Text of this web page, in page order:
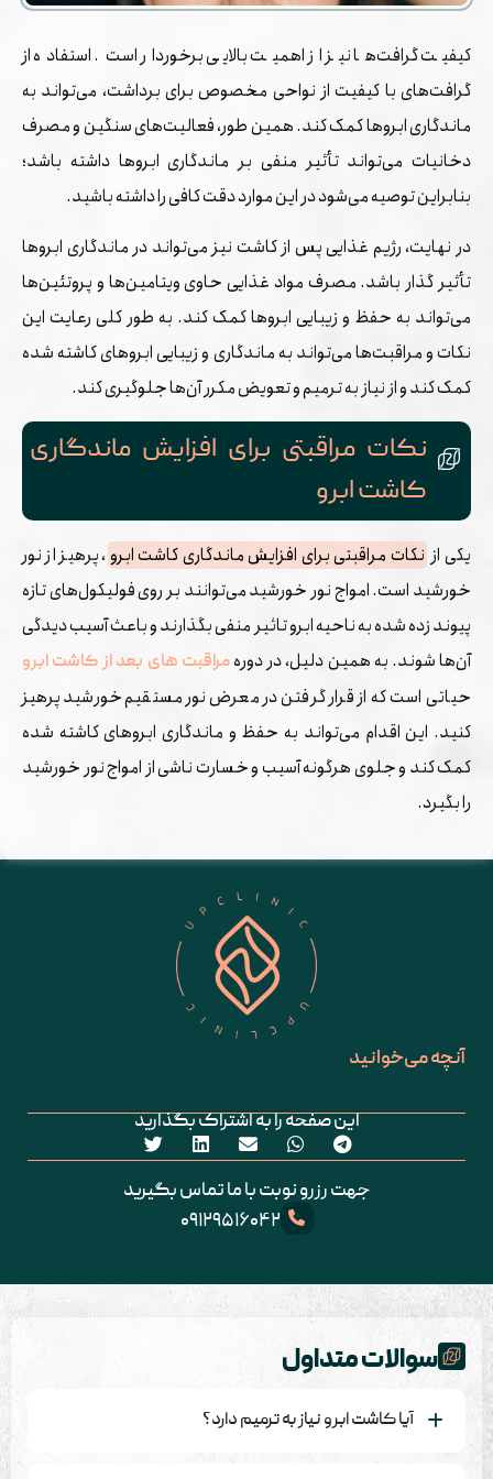
آنچه می‌خوانید
این صفحه را به اشتراک بگذارید
جهت رزرو نوبت با ما تماس بگیرید
۰۹۱۲۹۵۱۶۰۴۲
کیفیت گرافت‌ها نیز از اهمیت بالایی برخوردار است. استفاده از
گرافت‌های با کیفیت از نواحی مخصوص برای برداشت، می‌تواند به
ماندگاری ابروها کمک کند. همین طور، فعالیت‌های سنگین و مصرف
دخانیات می‌تواند تأثیر منفی بر ماندگاری ابروها داشته باشد؛
بنابراین توصیه می‌شود در این موارد دقت کافی را داشته باشید.
در نهایت، رژیم غذایی پس از کاشت نیز می‌تواند در ماندگاری ابروها
تأثیر گذار باشد. مصرف مواد غذایی حاوی ویتامین‌ها و پروتئین‌ها
می‌تواند به حفظ و زیبایی ابروها کمک کند. به طور کلی رعایت این
نکات و مراقبت‌ها می‌تواند به ماندگاری و زیبایی ابروهای کاشته شده
کمک کند و از نیاز به ترمیم و تعویض مکرر آن‌ها جلوگیری کند.
نکات مراقبتی برای افزایش ماندگاری
کاشت ابرو
یکی از نکات مراقبتی برای افزایش ماندگاری کاشت ابرو، پرهیز از نور
خورشید است. امواج نور خورشید می‌توانند بر روی فولیکول‌های تازه
پیوند زده شده به ناحیه ابرو تاثیر منفی بگذارند و باعث آسیب دیدگی
آن‌ها شوند. به همین دلیل، در دورهمراقبت های بعد از کاشت ابرو
حیاتی است که از قرار گرفتن در معرض نور مستقیم خورشید پرهیز
کنید. این اقدام می‌تواند به حفظ و ماندگاری ابروهای کاشته شده
کمک کند و جلوی هرگونه آسیب و خسارت ناشی از امواج نور خورشید
را بگیرد.
سوالات متداول
آیا کاشت ابرو نیاز به ترمیم دارد؟